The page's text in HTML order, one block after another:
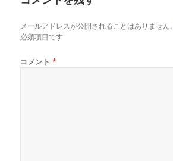
メールアドレスが公開されることはありません。
必須項目です
コメント *